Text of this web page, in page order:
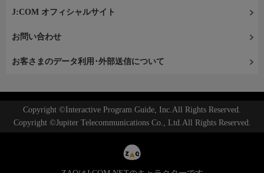
J:COM オフィシャルサイト
お問い合わせ
お客さまのデータ利用･外部送信について
Copyright ©Interactive Program Guide, Inc.All Rights Reserved.
Copyright ©Jupiter Telecommunications Co., Ltd.All Rights Reserved.